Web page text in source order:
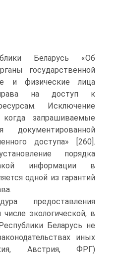
Беларусь «Об
государственной
и физические лица
на доступ к
Исключение
запрашиваемые
документированной
доступа» [260].
порядка
информации в
одной из гарантий
предоставления
экологической, в
Беларусь не
иных
Австрия, ФРГ)